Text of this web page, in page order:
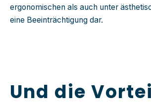
ergonomischen als auch unter
eine Beeinträchtigung dar.
Und die